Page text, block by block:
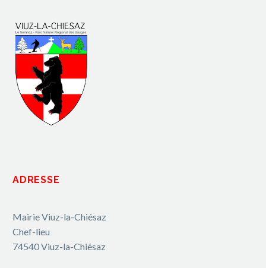
ADRESSE
Mairie Viuz-la-Chiésaz
Chef-lieu
74540 Viuz-la-Chiésaz